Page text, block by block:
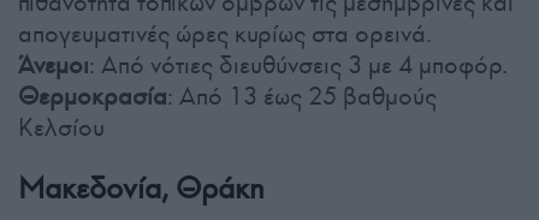
απογευματινές ώρες κυρίως στα ορεινά.
Άνεμοι: Από νότιες διευθύνσεις 3 με 4 μποφόρ.
Θερμοκρασία: Από 13 έως 25 βαθμούς
Κελσίου
Μακεδονία, Θράκη